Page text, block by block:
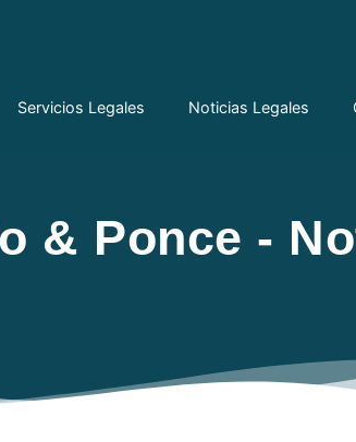
Servicios Legales Noticias Legales
& Ponce -